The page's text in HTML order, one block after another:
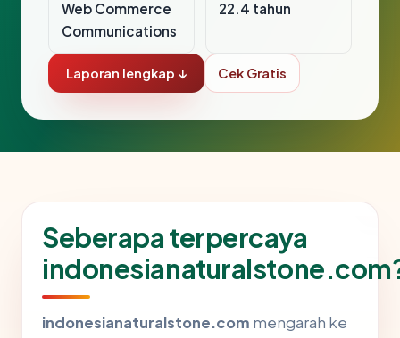
Web Commerce
Communications
22.4 tahun
Laporan lengkap ↓ Cek Gratis
Seberapa terpercaya
indonesianaturalstone.com mengarah ke